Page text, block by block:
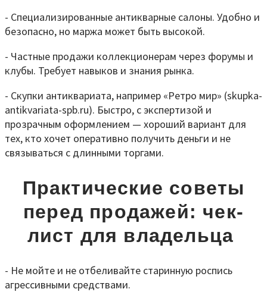
- Специализированные антикварные салоны. Удобно и
безопасно, но маржа может быть высокой.
- Частные продажи коллекционерам через форумы и
клубы. Требует навыков и знания рынка.
- Скупки антиквариата, например «Ретро мир» (skupka-
antikvariata-spb.ru). Быстро, с экспертизой и
прозрачным оформлением — хороший вариант для
тех, кто хочет оперативно получить деньги и не
связываться с длинными торгами.
Практические советы
перед продажей: чек-
лист для владельца
- Не мойте и не отбеливайте старинную роспись
агрессивными средствами.